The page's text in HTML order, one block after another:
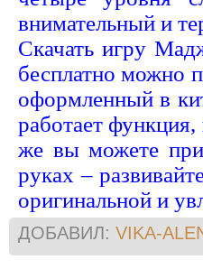
внимательный и
Скачать игру
бесплатно можно
оформленный в
работает
же вы можете
руках –
оригинальной и
ДОБАВИЛ: VIKA-